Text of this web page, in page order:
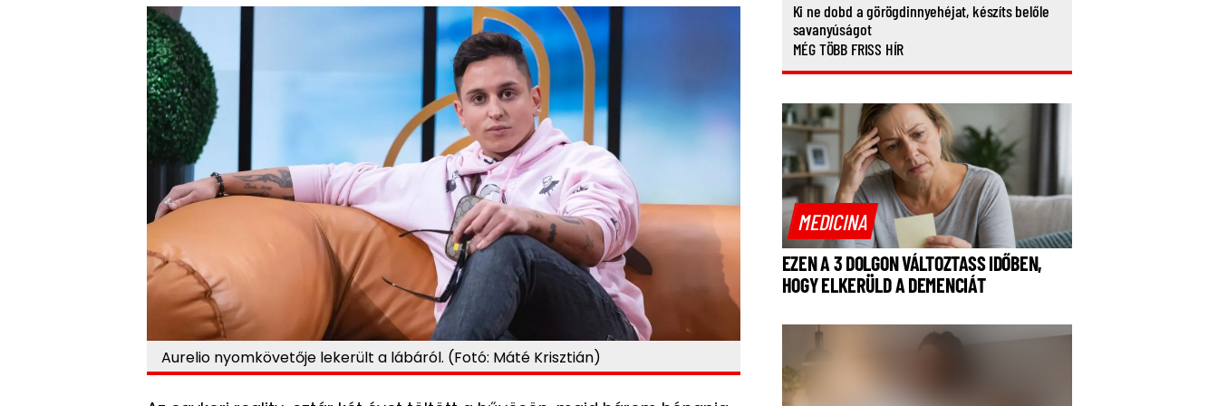
Aurelio nyomkövetője lekerült a lábáról. (Fotó: Máté Krisztián)
Ki ne dobd a görögdinnyehéjat, készíts belőle
savanyúságot
MÉG TÖBB FRISS HÍR
MEDICINA
EZEN A 3 DOLGON VÁLTOZTASS IDŐBEN,
HOGY ELKERÜLD A DEMENCIÁT